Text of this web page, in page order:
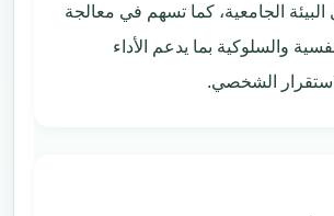
البيئة الجامعية، كما تسهم في معالجة
والسلوكية بما يدعم الأداء
الشخصي.